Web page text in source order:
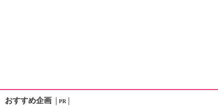
おすすめ企画 PR